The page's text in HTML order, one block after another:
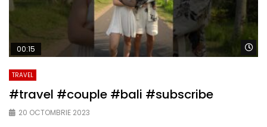
00:15
TRAVEL
#travel #couple #bali #subscribe
20 OCTOMBRIE 2023